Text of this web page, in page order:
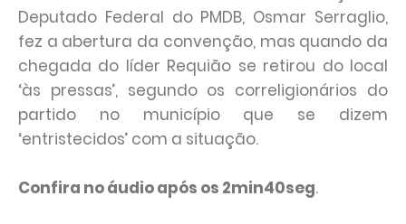
Deputado Federal do PMDB, Osmar Serraglio,
fez a abertura da convenção, mas quando da
chegada do líder Requião se retirou do local
‘às pressas’, segundo os correligionários do
partido no município que se dizem
‘entristecidos’ com a situação.
Confira no áudio após os 2min40seg.